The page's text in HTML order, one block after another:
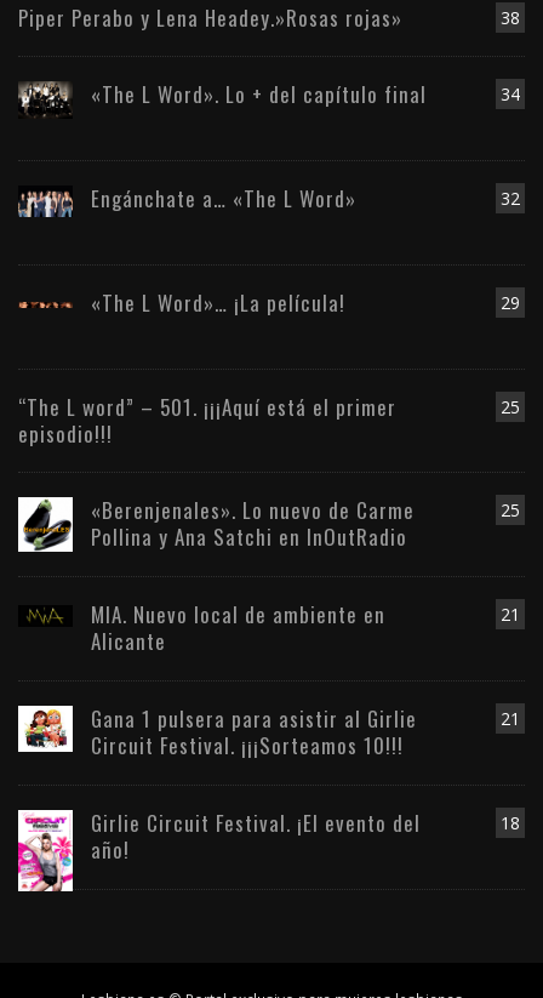
38
Piper Perabo y Lena Headey.»Rosas rojas»
34
«The L Word». Lo + del capítulo final
32
Engánchate a… «The L Word»
29
«The L Word»… ¡La película!
25
“The L word” – 501. ¡¡¡Aquí está el primer
episodio!!!
25
«Berenjenales». Lo nuevo de Carme
Pollina y Ana Satchi en InOutRadio
21
MIA. Nuevo local de ambiente en
Alicante
21
Gana 1 pulsera para asistir al Girlie
Circuit Festival. ¡¡¡Sorteamos 10!!!
18
Girlie Circuit Festival. ¡El evento del
año!